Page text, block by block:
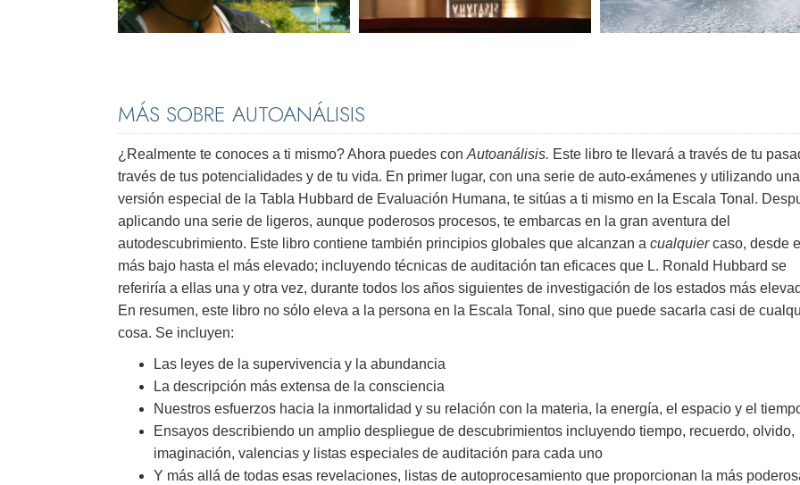
MÁS SOBRE AUTOANÁLISIS
¿Realmente te conoces a ti mismo? Ahora puedes con Autoanálisis. Este libro te llevará a través de tu
través de tus potencialidades y de tu vida. En primer lugar, con una serie de auto-exámenes y utilizando una
versión especial de la Tabla Hubbard de Evaluación Humana, te sitúas a ti mismo en la Escala Tonal.
aplicando una serie de ligeros, aunque poderosos procesos, te embarcas en la gran aventura del
autodescubrimiento. Este libro contiene también principios globales que alcanzan a cualquiercaso, desde el
más bajo hasta el más elevado; incluyendo técnicas de auditación tan eficaces que L. Ronald Hubbard se
referiría a ellas una y otra vez, durante todos los años siguientes de investigación de los estados más
En resumen, este libro no sólo eleva a la persona en la Escala Tonal, sino que puede sacarla casi de
cosa. Se incluyen:
Las leyes de la supervivencia y la abundancia
La descripción más extensa de la consciencia
Nuestros esfuerzos hacia la inmortalidad y su relación con la materia, la energía, el espacio y el
Ensayos describiendo un amplio despliegue de descubrimientos incluyendo tiempo, recuerdo, olvido,
imaginación, valencias y listas especiales de auditación para cada uno
Y más allá de todas esas revelaciones, listas de autoprocesamiento que proporcionan la más